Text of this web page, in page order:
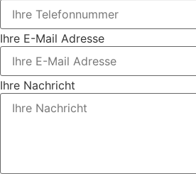
Ihre E-Mail Adresse
Ihre Nachricht